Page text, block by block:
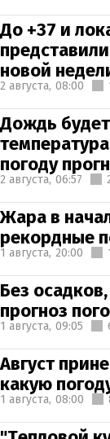
До +37 и
новой
2 августа, 08:00
Дождь
погоду
2 августа, 06:57
Жара в
рекордные
1 августа, 20:00
Без
прогноз
1 августа, 09:05
Август
какую
1 августа, 08:00